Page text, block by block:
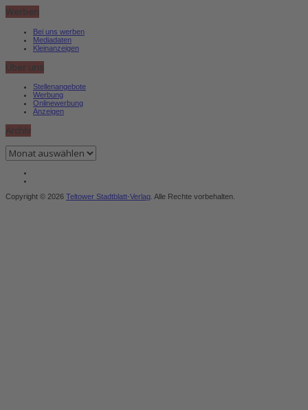
Werben
Bei uns werben
Mediadaten
Kleinanzeigen
Über uns
Stellenangebote
Werbung
Onlinewerbung
Anzeigen
Archiv
Archiv
Copyright © 2026 Teltower Stadtblatt-Verlag . Alle Rechte vorbehalten.